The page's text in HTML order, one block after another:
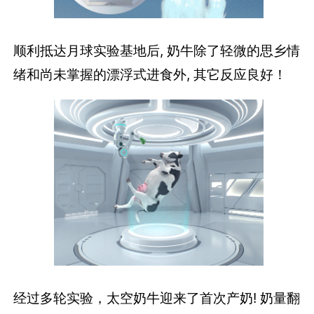
顺利抵达月球实验基地后, 奶牛除了轻微的思乡情
绪和尚未掌握的漂浮式进食外, 其它反应良好！
经过多轮实验，太空奶牛迎来了首次产奶! 奶量翻